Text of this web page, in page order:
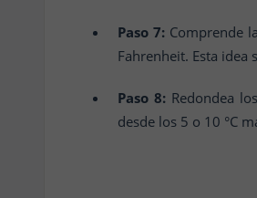
Paso 7: Comprende
Fahrenheit. Esta idea
Paso 8: Redondea
desde los 5 o 10 °C